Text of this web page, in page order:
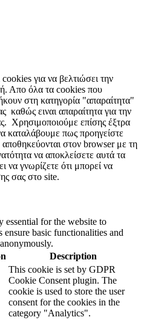
για να βελτιώσει την
Απο όλα τα cookies που
στη κατηγορία "απαραίτητα"
καθώς ειναι απαραίτητα για την
Χρησιμοποιούμε επίσης έξτρα
καταλάβουμε πως προηγείστε
στον browser με τη
να αποκλείσετε αυτά τα
να γνωρίζετε ότι μπορεί να
σας στο site.
essential for the website to
basic functionalities and
Description
This cookie is set by GDPR
Cookie Consent plugin. The
cookie is used to store the user
consent for the cookies in the
category "Analytics".